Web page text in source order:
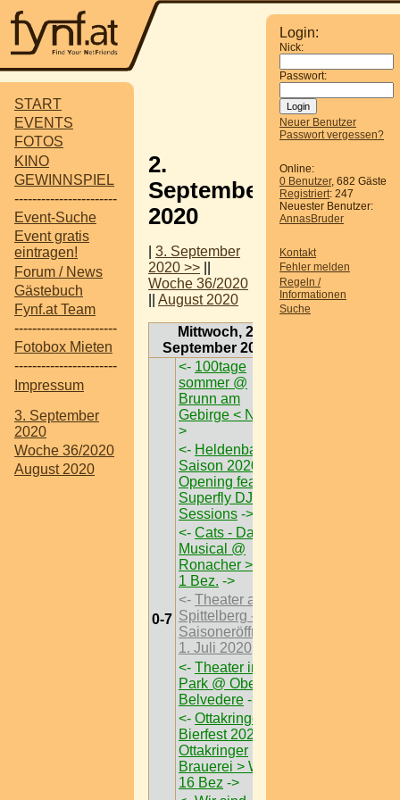
START
EVENTS
FOTOS
KINO
GEWINNSPIEL
-----------------------
Event-Suche
Event gratis
eintragen!
Forum / News
Gästebuch
Fynf.at Team
-----------------------
Fotobox Mieten
-----------------------
Impressum
3. September
2020
Woche 36/2020
August 2020
Login:
Nick:
Passwort:
Neuer Benutzer
Passwort vergessen?
Online:
0 Benutzer, 682 Gäste
Registriert: 247
Neuester Benutzer:
AnnasBruder
Kontakt
Fehler melden
Regeln /
Informationen
Suche
2.
September
2020
3. September
2020 >>
Woche 36/2020
August 2020
Mittwoch, 2.
September 2020
0-7
<- 100tage
sommer @
Brunn am
Gebirge < Nö >
>
<- Heldenbar
Saison 2020
Opening feat
Superfly DJ
Sessions ->
<- Cats - Das
Musical @
Ronacher > W <
1 Bez. ->
<- Theater am
Spittelberg -
Saisoneröffnung
1. Juli 2020
<- Theater im
Park @ Oberes
Belvedere ->
<- Ottakringer
Bierfest 2020 @
Ottakringer
Brauerei > W <
16 Bez ->